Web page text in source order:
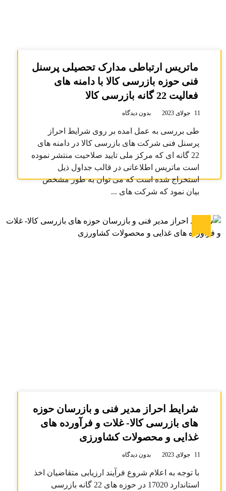
ماتریس ارتباطی مدارک تحصیلی پرسنل
فنی حوزه بازرسی کالا با دامنه های
فعالیت 22 گانه بازرسی کالا
11 جولای 2023 بدون دیدگاه
طی بررسی به عمل امده بر روی شرایط احراز
پرسنل فنی شرکت های بازرسی کالا در دامنه های
22 گانه ای که مرکز ملی تایید صلاحیت منتشر نموده
است ماتریس اطلاعاتی در قالب جداول ذیل
استخراج شده است که می توان به طور مشخص
بیان نمود که شرکت های ...
شرایط احراز مدیر فنی و بازرسان حوزه
های بازرسی کالا- غلات و فرآورده های
غذایی و محصولات کشاورزی
11 جولای 2023 بدون دیدگاه
با توجه به اعلام شروع فرآیند ارزیابی متقاضیان اخذ
استاندارد 17020 در حوزه های 22 گانه بازرسی